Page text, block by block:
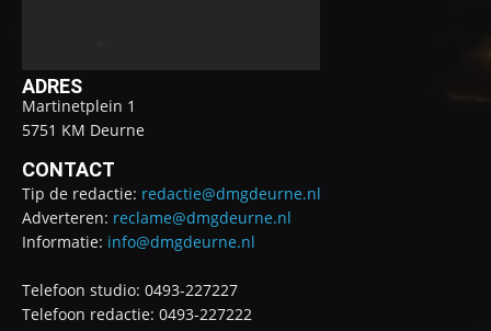
ADRES
Martinetplein 1
5751 KM Deurne
CONTACT
Tip de redactie: redactie@dmgdeurne.nl
Adverteren: reclame@dmgdeurne.nl
Informatie: info@dmgdeurne.nl
Telefoon studio: 0493-227227
Telefoon redactie: 0493-227222